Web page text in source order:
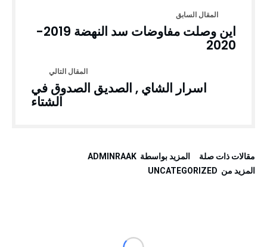
اين وصلت مفاوضات سد النهضة 2019-
2020
اسرار الشاي , الصديق الصدوق في
الشتاء
‫مقالات ذات صلة‬
‫‫المزيد بواسطة‬ ‬ ADMINRAAK
‫المزيد من ‬ UNCATEGORIZED